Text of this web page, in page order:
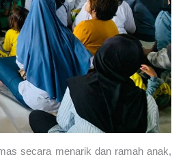
secara menarik dan ramah anak,